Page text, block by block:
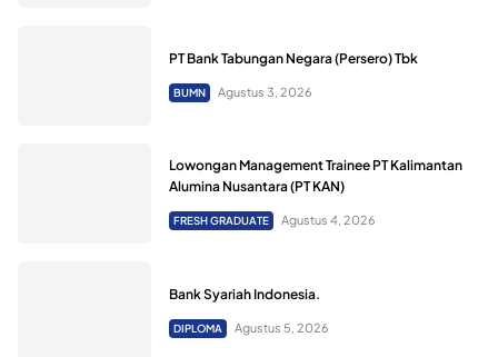
PT Bank Tabungan Negara (Persero) Tbk
BUMN Agustus 3, 2026
Lowongan Management Trainee PT Kalimantan
Alumina Nusantara (PT KAN)
FRESH GRADUATE Agustus 4, 2026
Bank Syariah Indonesia.
DIPLOMA Agustus 5, 2026